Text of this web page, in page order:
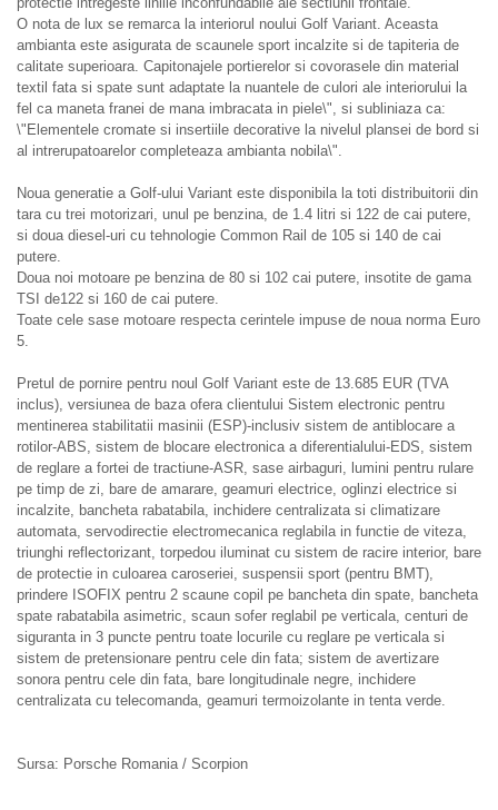
O nota de lux se remarca la interiorul noului Golf Variant. Aceasta
ambianta este asigurata de scaunele sport incalzite si de tapiteria de
calitate superioara. Capitonajele portierelor si covorasele din material
textil fata si spate sunt adaptate la nuantele de culori ale interiorului la
fel ca maneta franei de mana imbracata in piele\", si subliniaza ca:
\"Elementele cromate si insertiile decorative la nivelul plansei de bord si
al intrerupatoarelor completeaza ambianta nobila\".
Noua generatie a Golf-ului Variant este disponibila la toti distribuitorii din
tara cu trei motorizari, unul pe benzina, de 1.4 litri si 122 de cai putere,
si doua diesel-uri cu tehnologie Common Rail de 105 si 140 de cai
putere.
Doua noi motoare pe benzina de 80 si 102 cai putere, insotite de gama
TSI de122 si 160 de cai putere.
Toate cele sase motoare respecta cerintele impuse de noua norma Euro
5.
Pretul de pornire pentru noul Golf Variant este de 13.685 EUR (TVA
inclus), versiunea de baza ofera clientului Sistem electronic pentru
mentinerea stabilitatii masinii (ESP)-inclusiv sistem de antiblocare a
rotilor-ABS, sistem de blocare electronica a diferentialului-EDS, sistem
de reglare a fortei de tractiune-ASR, sase airbaguri, lumini pentru rulare
pe timp de zi, bare de amarare, geamuri electrice, oglinzi electrice si
incalzite, bancheta rabatabila, inchidere centralizata si climatizare
automata, servodirectie electromecanica reglabila in functie de viteza,
triunghi reflectorizant, torpedou iluminat cu sistem de racire interior, bare
de protectie in culoarea caroseriei, suspensii sport (pentru BMT),
prindere ISOFIX pentru 2 scaune copil pe bancheta din spate, bancheta
spate rabatabila asimetric, scaun sofer reglabil pe verticala, centuri de
siguranta in 3 puncte pentru toate locurile cu reglare pe verticala si
sistem de pretensionare pentru cele din fata; sistem de avertizare
sonora pentru cele din fata, bare longitudinale negre, inchidere
centralizata cu telecomanda, geamuri termoizolante in tenta verde.
Sursa: Porsche Romania / Scorpion